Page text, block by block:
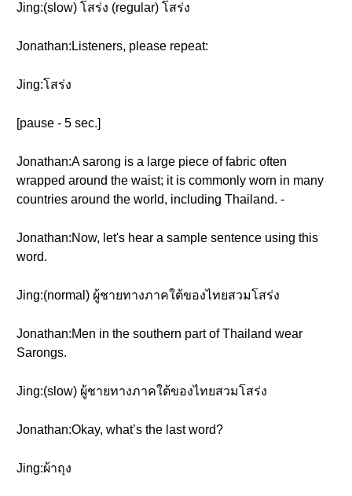
Jing:(slow) โสร่ง (regular) โสร่ง
Jonathan:Listeners, please repeat:
Jing:โสร่ง
[pause - 5 sec.]
Jonathan:A sarong is a large piece of fabric often
wrapped around the waist; it is commonly worn in many
countries around the world, including Thailand. -
Jonathan:Now, let's hear a sample sentence using this
word.
Jing:(normal) ผู้ชายทางภาคใต้ของไทยสวมโสร่ง
Jonathan:Men in the southern part of Thailand wear
Sarongs.
Jing:(slow) ผู้ชายทางภาคใต้ของไทยสวมโสร่ง
Jonathan:Okay, what’s the last word?
Jing:ผ้าถุง